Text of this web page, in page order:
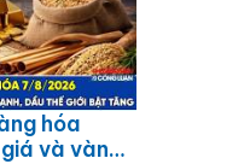
hóa
và vàng